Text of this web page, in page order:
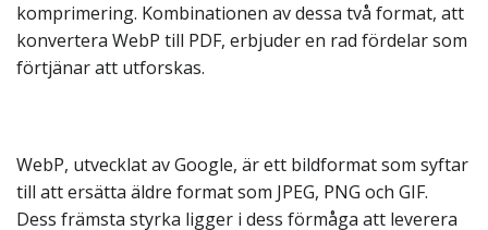
komprimering. Kombinationen av dessa två format, att
konvertera WebP till PDF, erbjuder en rad fördelar som
förtjänar att utforskas.
WebP, utvecklat av Google, är ett bildformat som syftar
till att ersätta äldre format som JPEG, PNG och GIF.
Dess främsta styrka ligger i dess förmåga att leverera